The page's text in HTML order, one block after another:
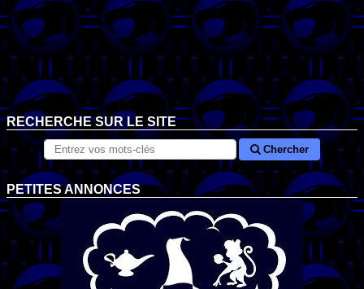
RECHERCHE SUR LE SITE
Chercher
PETITES ANNONCES